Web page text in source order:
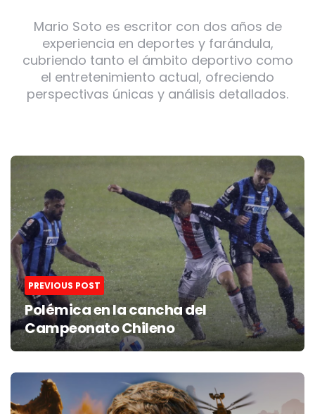
Mario Soto es escritor con dos años de
experiencia en deportes y farándula,
cubriendo tanto el ámbito deportivo como
el entretenimiento actual, ofreciendo
perspectivas únicas y análisis detallados.
Post
navigation
PREVIOUS POST
Polémica en la cancha del
Campeonato Chileno